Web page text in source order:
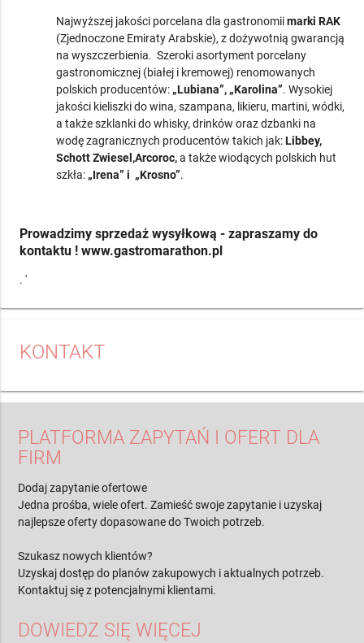
Najwyższej jakości porcelana dla gastronomiimarki RAK
(Zjednoczone Emiraty Arabskie), z dożywotnią gwarancją
na wyszczerbienia. Szeroki asortyment porcelany
gastronomicznej (białej i kremowej) renomowanych
polskich producentów: „Lubiana”, „Karolina”. Wysokiej
jakości kieliszki do wina, szampana, likieru, martini, wódki,
a także szklanki do whisky, drinków oraz dzbanki na
wodę zagranicznych producentów takich jak:Libbey,
Schott Zwiesel,Arcoroc,a także wiodących polskich hut
szkła: „Irena” i „Krosno”.
Prowadzimy sprzedaż wysyłkową - zapraszamy do
kontaktu ! www.gastromarathon.pl
. '
KONTAKT
PLATFORMA ZAPYTAŃ I OFERT DLA
FIRM
Dodaj zapytanie ofertowe
Jedna prośba, wiele ofert. Zamieść swoje zapytanie i uzyskaj
najlepsze oferty dopasowane do Twoich potrzeb.
Szukasz nowych klientów?
Uzyskaj dostęp do planów zakupowych i aktualnych potrzeb.
Kontaktuj się z potencjalnymi klientami.
DOWIEDZ SIĘ WIĘCEJ